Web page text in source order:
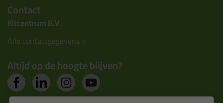
Contact
Kitcentrum B.V.
Alle contactgegevens >
Altijd op de hoogte blijven?